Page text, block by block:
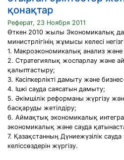
қонақтар
Реферат, 23 Ноября 2011
Өткен 2010 жылы Экономикалық
министрлігінің жұмысы келесі
1. Макроэкономикалық анализ
2. Стратегиялық жоспарлау және
қалыптастыру;
3. Кәсіпкерлікті дамыту және
4. Ішкі сауда саясатын дамыту;
5. Әкімшілік реформаны жүргізу
басқаруды жетілдіру;
6. Аймақтық экономикалық
экономикалық және сауда
7. Қазақстанның Дүниежүзілік
келіссөздерін жүргізу.